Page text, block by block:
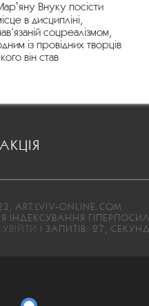
Внуку посісти
в дисципліні,
соцреалізмом,
із провідних творців
він став
ART.LVIV-ONLINE.COM
УВІЙТИ | ЗАПИТІВ: 27,